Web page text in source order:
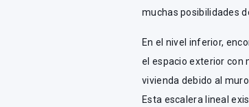
muchas posibilidades
En el nivel inferior,
el espacio exterior con
vivienda debido al
Esta escalera lineal